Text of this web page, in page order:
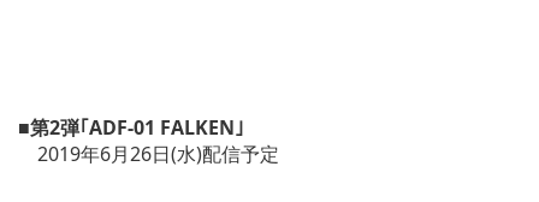
■第2弾｢ADF-01 FALKEN｣
2019年6月26日(水)配信予定